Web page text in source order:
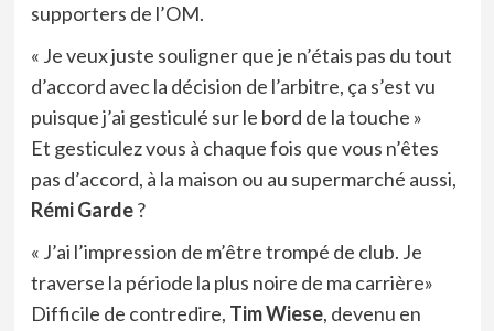
supporters de l’OM.
« Je veux juste souligner que je n’étais pas du tout
d’accord avec la décision de l’arbitre, ça s’est vu
puisque j’ai gesticulé sur le bord de la touche »
Et gesticulez vous à chaque fois que vous n’êtes
pas d’accord, à la maison ou au supermarché aussi,
Rémi Garde?
« J’ai l’impression de m’être trompé de club. Je
traverse la période la plus noire de ma carrière»
Difficile de contredire, Tim Wiese, devenu en